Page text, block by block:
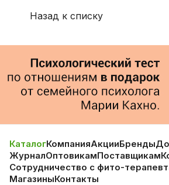
Назад к списку
КаталогКомпанияАкцииБренды
ЖурналОптовикамПоставщикам
Сотрудничество с фито-
МагазиныКонтакты